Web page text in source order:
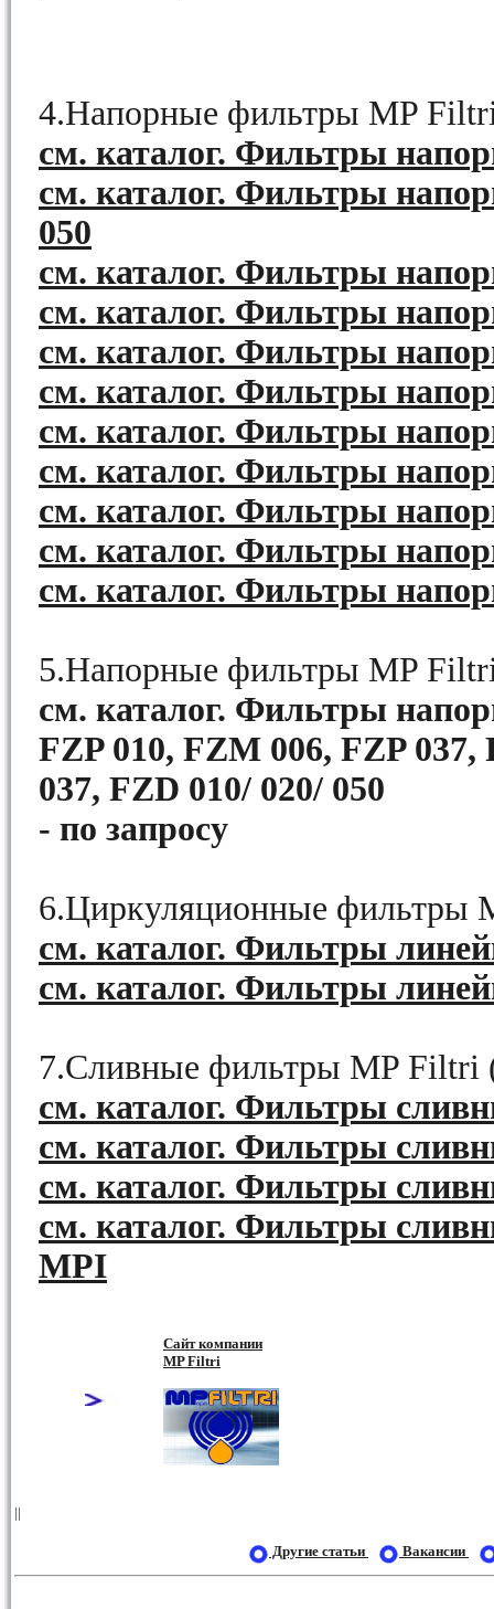
4.Напорные фильтры MP
см. каталог. Фильтры
см. каталог. Фильтры
050
см. каталог. Фильтры
см. каталог. Фильтры
см. каталог. Фильтры
см. каталог. Фильтры
см. каталог. Фильтры
см. каталог. Фильтры
см. каталог. Фильтры
см. каталог. Фильтры
см. каталог. Фильтры
5.Напорные фильтры MP Filtri
см. каталог. Фильтры
FZP 010, FZM 006, FZP
037, FZD 010/ 020/ 050
- по запросу
6.Циркуляционные фильтры
см. каталог. Фильтры
см. каталог. Фильтры
7.Сливные фильтры MP Filtri
см. каталог. Фильтры
см. каталог. Фильтры
см. каталог. Фильтры
см. каталог. Фильтры
MPI
Сайт компании
MP Filtri
||
Другие cтатьи Вакансии